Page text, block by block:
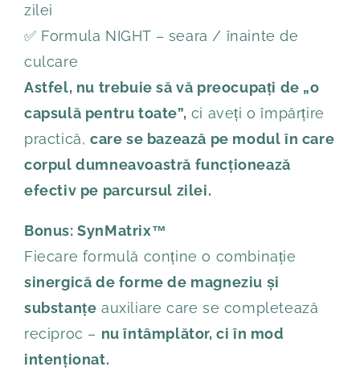
zilei
✅ Formula NIGHT – seara / înainte de
culcare
Astfel, nu trebuie să vă preocupați de „o
capsulă pentru toate”, ci aveți o împărțire
practică, care se bazează pe modul în care
corpul dumneavoastră funcționează
efectiv pe parcursul zilei.
Bonus: SynMatrix™
Fiecare formulă conține o combinație
sinergică de forme de magneziu și
substanțe auxiliare care se completează
reciproc – nu întâmplător, ci în mod
intenționat.